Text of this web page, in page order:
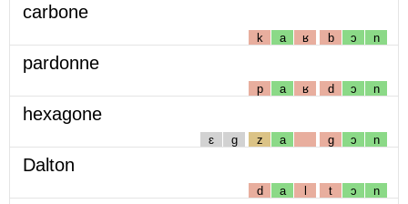
carbone
k a ʁ b ɔ n
pardonne
p a ʁ d ɔ n
hexagone
ɛ g z a g ɔ n
Dalton
d a l t ɔ n